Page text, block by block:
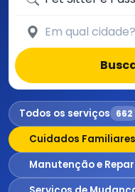
Em qual cidade?
Todos os serviços 662
Cuidados
Manutenção e